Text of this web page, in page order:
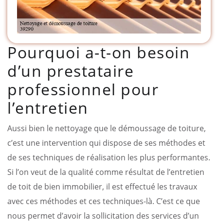
Pourquoi a-t-on besoin
d’un prestataire
professionnel pour
l’entretien
Aussi bien le nettoyage que le démoussage de toiture,
c’est une intervention qui dispose de ses méthodes et
de ses techniques de réalisation les plus performantes.
Si l’on veut de la qualité comme résultat de l’entretien
de toit de bien immobilier, il est effectué les travaux
avec ces méthodes et ces techniques-là. C’est ce que
nous permet d’avoir la sollicitation des services d’un